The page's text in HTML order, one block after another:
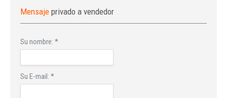
Mensaje privado a vendedor
Su nombre: *
Su E-mail: *